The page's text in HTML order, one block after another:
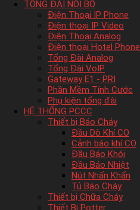
TỔNG ĐÀI NỘI BỘ
Điện Thoại IP Phone
Điện thoại IP Video
Điện Thoại Analog
Điện thoại Hotel Phone
Tổng Đài Analog
Tổng Đài VoIP
Gateway E1 - PRI
Phần Mềm Tính Cước
Phụ kiện tổng đài
HỆ THỐNG PCCC
Thiết bị Báo Cháy
Đầu Dò Khí CO
Cảnh báo khí CO
Đầu Báo Khói
Đầu Báo Nhiệt
Nút Nhấn Khẩn
Tủ Báo Cháy
Thiết bị Chữa Cháy
Thiết Bị Potter